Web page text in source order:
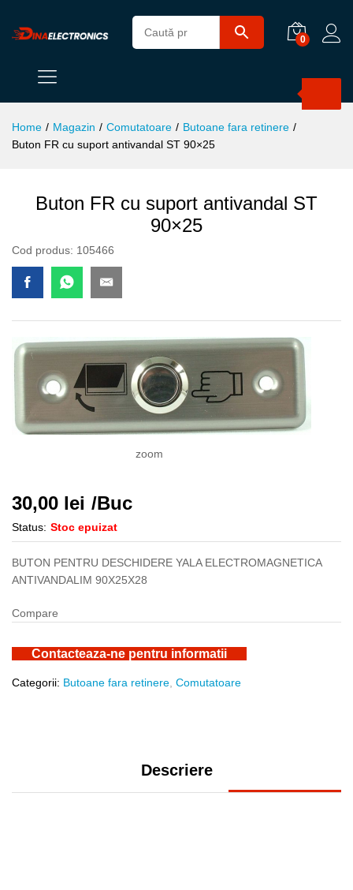
0
Home / Magazin / Comutatoare / Butoane fara retinere /
Buton FR cu suport antivandal ST 90×25
Buton FR cu suport antivandal ST
90×25
Cod produs: 105466
zoom
30,00 lei /Buc
Status: Stoc epuizat
BUTON PENTRU DESCHIDERE YALA ELECTROMAGNETICA
ANTIVANDALIM 90X25X28
Compare
Contacteaza-ne pentru informatii
Categorii: Butoane fara retinere Comutatoare
Descriere